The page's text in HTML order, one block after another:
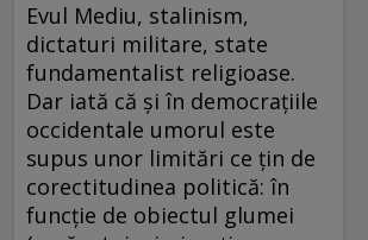
Evul Mediu, stalinism,
dictaturi militare, state
fundamentalist religioase.
Dar iată că și în democrațiile
occidentale umorul este
supus unor limitări ce țin de
corectitudinea politică: în
funcție de obiectul glumei